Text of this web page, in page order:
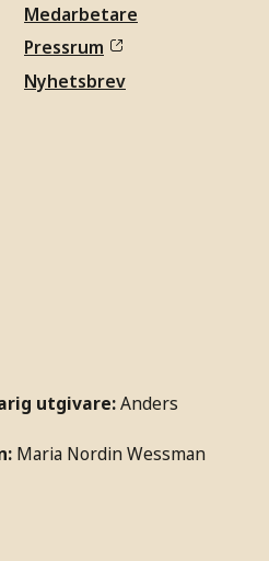
Medarbetare
Pressrum
Nyhetsbrev
utgivare: Anders
Maria Nordin Wessman